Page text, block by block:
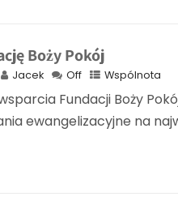
Boży Pokój
Jacek Off Wspólnota
Fundacji Boży
ewangelizacyjne na